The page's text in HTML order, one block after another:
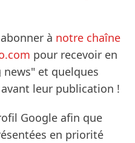
à notre chaîne
pour recevoir en
et quelques
leur publication !
Google afin que
en priorité